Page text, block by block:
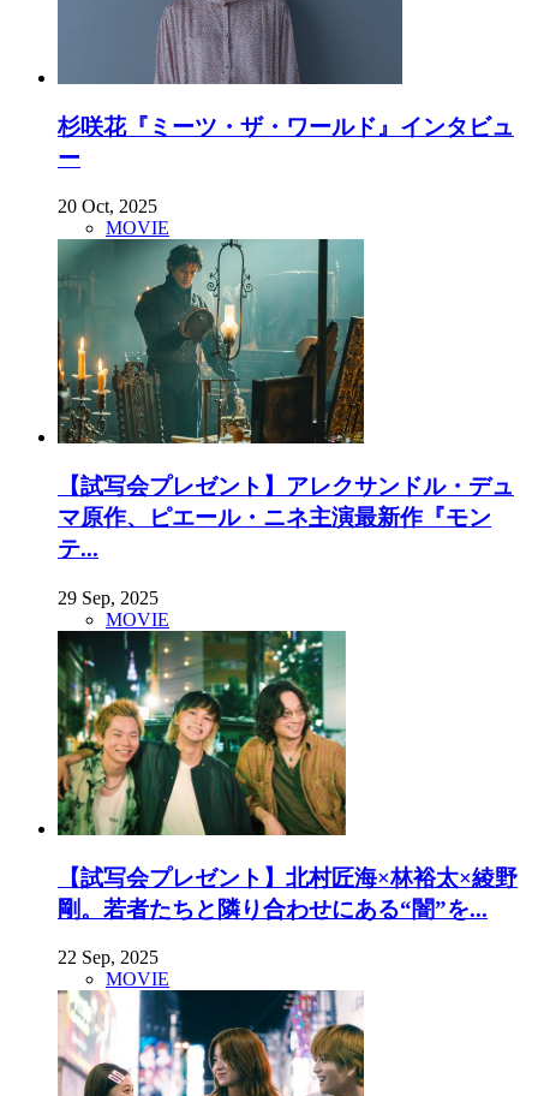
杉咲花『ミーツ・ザ・ワールド』インタビュ
ー
20 Oct, 2025
MOVIE
【試写会プレゼント】アレクサンドル・デュ
マ原作、ピエール・ニネ主演最新作『モン
テ...
29 Sep, 2025
MOVIE
【試写会プレゼント】北村匠海×林裕太×綾野
剛。若者たちと隣り合わせにある“闇”を...
22 Sep, 2025
MOVIE